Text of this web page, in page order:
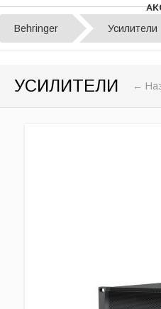
Behringer Усилители
УСИЛИТЕЛИ ←